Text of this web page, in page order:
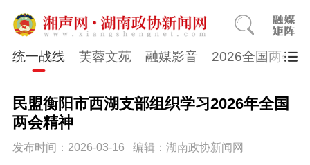
统一战线 芙蓉文苑 融媒影音 2026全国两会
民盟衡阳市西湖支部组织学习2026年全国
两会精神
发布时间：2026-03-16 编辑：湖南政协新闻网